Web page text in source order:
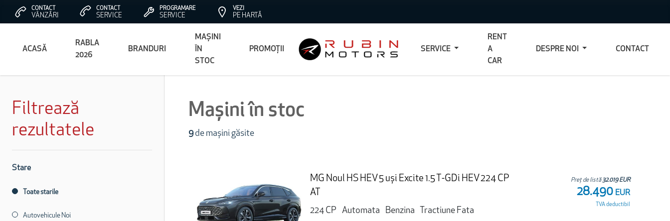
CONTACT
VÂNZĂRI
CONTACT
SERVICE
PROGRAMARE
SERVICE
VEZI
PE HARTĂ
ACASĂ
RABLA
2026
BRANDURI
MAȘINI
ÎN
STOC
PROMOȚII SERVICE
RENT
A
CAR
DESPRE NOI CONTACT
Filtrează
rezultatele
Stare
Toate starile
Autovehicule Noi
Mașini în stoc
9de mașini găsite
MG Noul HS HEV 5 uși Excite 1.5 T-GDi HEV 224 CP
AT
224 CP
Automata Benzina Tractiune Fata
Preț de listă 32.019 EUR
28.490 EUR
TVA deductibil